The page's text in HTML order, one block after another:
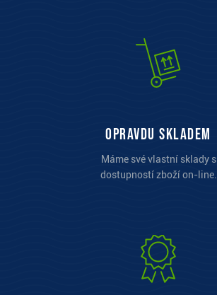
opravdu skladem
Máme své vlastní sklady s
dostupností zboží on-line.